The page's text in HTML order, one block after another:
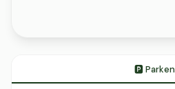
🅿️ Parken